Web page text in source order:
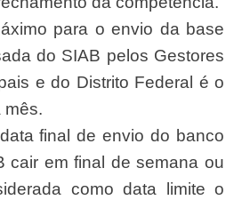
para o envio da base
do SIAB pelos Gestores
e do Distrito Federal é o
mês.
final de envio do banco
cair em final de semana ou
como data limite o